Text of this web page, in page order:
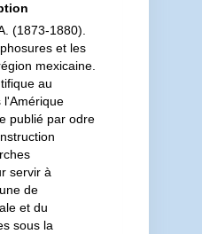
(1873-1880).
et les
mexicaine.
au
l'Amérique
publié par odre
servir à
de
et du
sous la